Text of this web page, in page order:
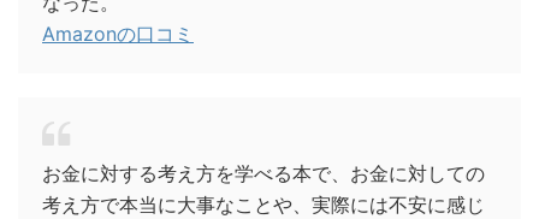
Amazonの口コミ
お金に対する考え方を学べる本で、お金に対しての
考え方で本当に大事なことや、実際には不安に感じ